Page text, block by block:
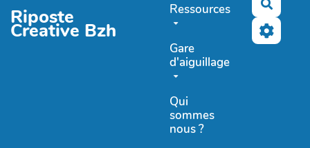
Riposte
Creative Bzh
Ressources
Gare
d'aiguillage
Qui
sommes
nous ?